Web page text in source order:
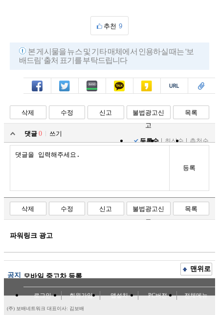
추천 9
본 게시물을 뉴스 및 기타 매체에서 인용하실 때는 '보
배드림' 출처 표기를 부탁드립니다
페북 트윗 밴드 카톡 카스 복사 스크랩
삭제 수정 신고
불법광고신
고
목록
댓글 0
쓰기
등록순
최신순 추천순
등록
삭제 수정 신고
불법광고신
고
목록
파워링크 광고
공지 모바일 중고차 등록
맨위로
로그인 회원가입 앱설치 PC버전 전체메뉴
(주) 보배네트워크 대표이사: 김보배